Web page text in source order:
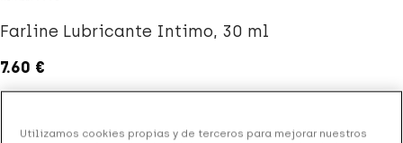
Farline Lubricante Intimo, 30 ml
7.60 €
+ 15 puntosHealthies
Utilizamos cookies propias y de terceros para mejorar nuestros